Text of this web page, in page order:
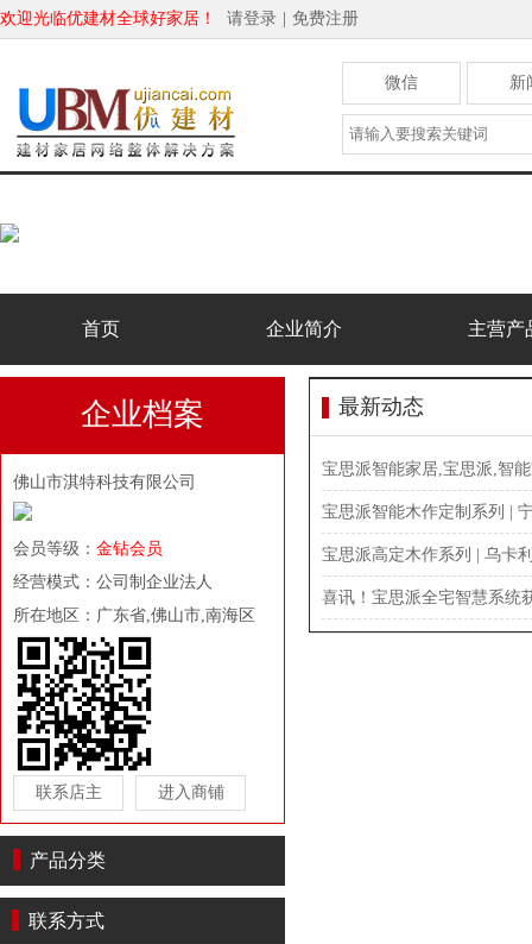
欢迎光临优建材全球好家居！ 请登录 免费注册
微信 新
首页 企业简介 主营产
企业档案
佛山市淇特科技有限公司
会员等级： 金钻会员
经营模式：公司制企业法人
所在地区：广东省,佛山市,南海区
联系店主 进入商铺
产品分类
联系方式
最新动态
宝思派智能家居,宝思派,智
宝思派智能木作定制系列 |
宝思派高定木作系列 | 乌卡
喜讯！宝思派全宅智慧系统